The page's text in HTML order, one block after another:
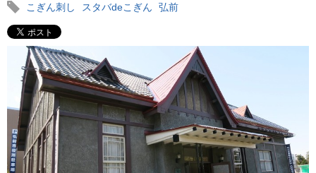
こぎん刺し
スタバdeこぎん 弘前